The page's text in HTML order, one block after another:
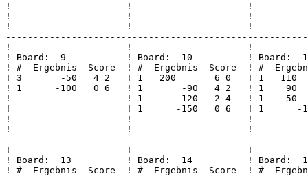
!                     !                     !
!                     !                     !
!                     !                     !
!                     !                     !
! Board:  9           ! Board:  10          ! Board:
! #  Ergebnis  Score  ! #  Ergebnis  Score  ! #
! 3       -50   4 2   ! 1   200       6 0   ! 1
! 1      -100   0 6   ! 1       -90   4 2   ! 1
!                     ! 1      -120   2 4   ! 1    50
!                     ! 1      -150   0 6   ! 1
!                     !                     !
!                     !                     !
!                     !                     !
! Board:  13          ! Board:  14          !
! #  Ergebnis  Score  ! #  Ergebnis  Score  ! #